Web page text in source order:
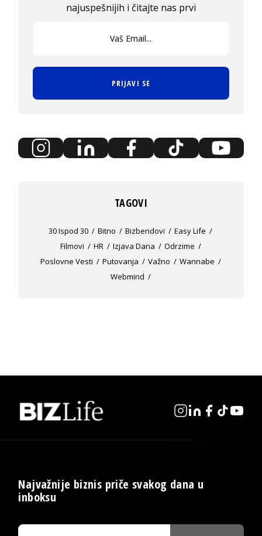
najuspešnijih i čitajte nas prvi
PRIJAVI SE
TAGOVI
30 Ispod 30 Bitno Bizbendovi
Easy Life
Filmovi
HR Izjava Dana
Odrzime
Poslovne Vesti
Putovanja Važno
Wannabe
Webmind
Najvažnije biznis priče svakog dana u
inboksu